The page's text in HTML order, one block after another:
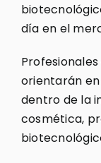
día en el
orientarán
dentro de la
cosmética,